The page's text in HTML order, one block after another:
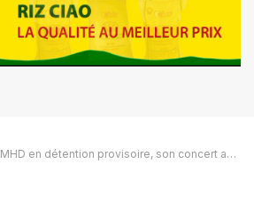
MHD en détention provisoire, son concert annulé